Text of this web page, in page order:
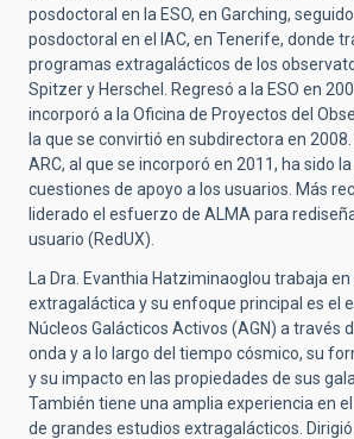
posdoctoral en la ESO, en Garching,
posdoctoral en el IAC, en Tenerife, donde
programas extragalácticos de los
Spitzer y Herschel. Regresó a la ESO en
incorporó a la Oficina de Proyectos del
la que se convirtió en subdirectora en
ARC, al que se incorporó en 2011, ha sido
cuestiones de apoyo a los usuarios. Más
liderado el esfuerzo de ALMA para
usuario (RedUX).
La Dra. Evanthia Hatziminaoglou trabaja
extragaláctica y su enfoque principal es el
Núcleos Galácticos Activos (AGN) a través
onda y a lo largo del tiempo cósmico, su
y su impacto en las propiedades de sus
También tiene una amplia experiencia en
de grandes estudios extragalácticos.